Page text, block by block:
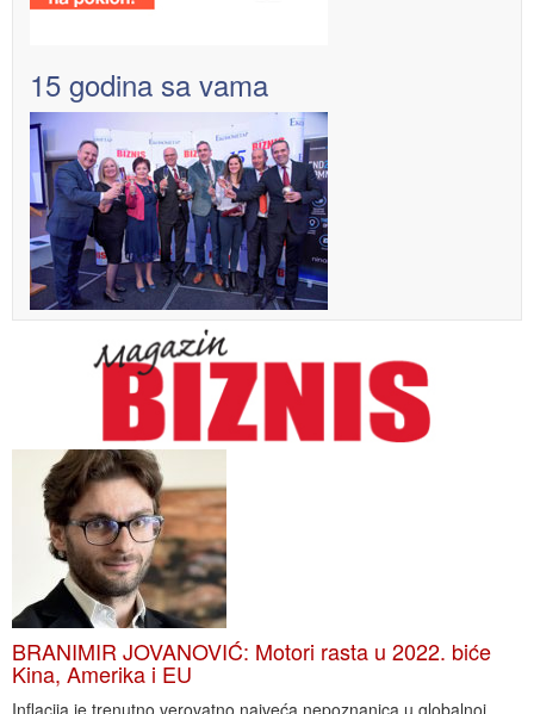
15 godina sa vama
BRANIMIR JOVANOVIĆ: Motori rasta u 2022. biće
Kina, Amerika i EU